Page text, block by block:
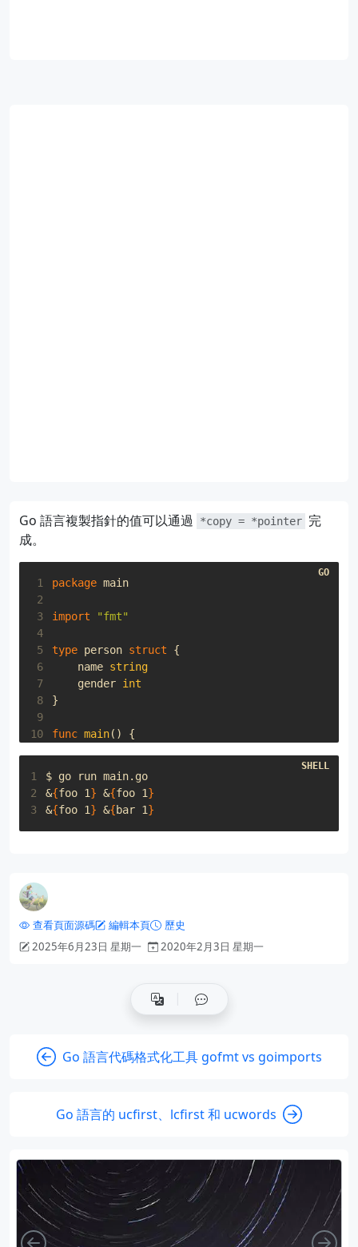
Go 語言複製指針的值可以通過 *copy = *pointer 完
成。
1 package main
2
3
import
"fmt"
4
5
type person struct
{
6
name string
7
gender int
8
}
9
10
func main()
{
13
* bar = *foo
14
fmt Println(
15
16
bar.name = "bar"
1
$ go run main.go
2
&{foo 1} &{foo 1}
3
&{foo 1} &{bar 1}
查看頁面源碼 編輯本頁
歷史
2025年6月23日 星期一
2020年2月3日 星期一
Go 語言代碼格式化工具 gofmt vs goimports
Go 語言的 ucfirst、lcfirst 和 ucwords
向左 向